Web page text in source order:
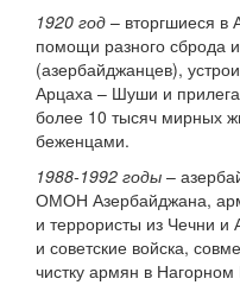
1920 год – вторгшиеся в
помощи разного сброда
(азербайджанцев),
Арцаха – Шуши и
более 10 тысяч мирных
беженцами.
1988-1992 годы –
ОМОН Азербайджана,
и террористы из Чечни
и советские войска,
чистку армян в Нагорном